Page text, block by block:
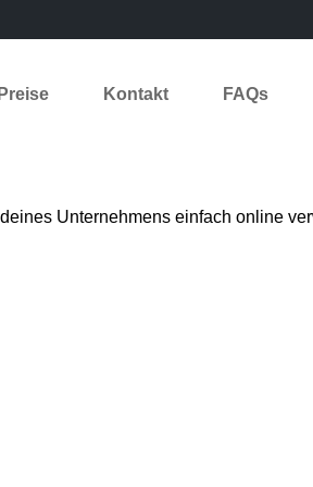
Preise Kontakt FAQs
Unternehmens einfach online